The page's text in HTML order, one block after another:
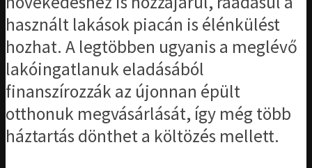
használt lakások piacán is élénkülést
hozhat. A legtöbben ugyanis a meglévő
lakóingatlanuk eladásából
finanszírozzák az újonnan épült
otthonuk megvásárlását, így még több
háztartás dönthet a költözés mellett.